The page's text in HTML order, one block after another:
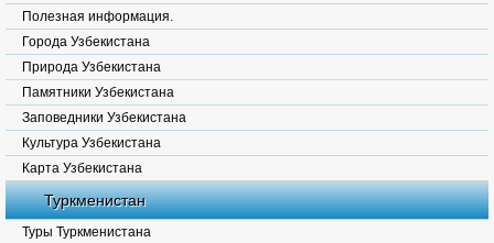
Полезная информация.
Города Узбекистана
Природа Узбекистана
Памятники Узбекистана
Заповедники Узбекистана
Культура Узбекистана
Карта Узбекистана
Туркменистан
Туры Туркменистана